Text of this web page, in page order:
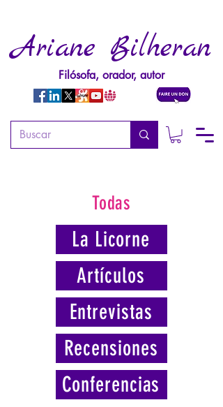
Ariane Bilheran
Filósofa, orador, autor
Todas
La Licorne
Artículos
Entrevistas
Recensiones
Conferencias